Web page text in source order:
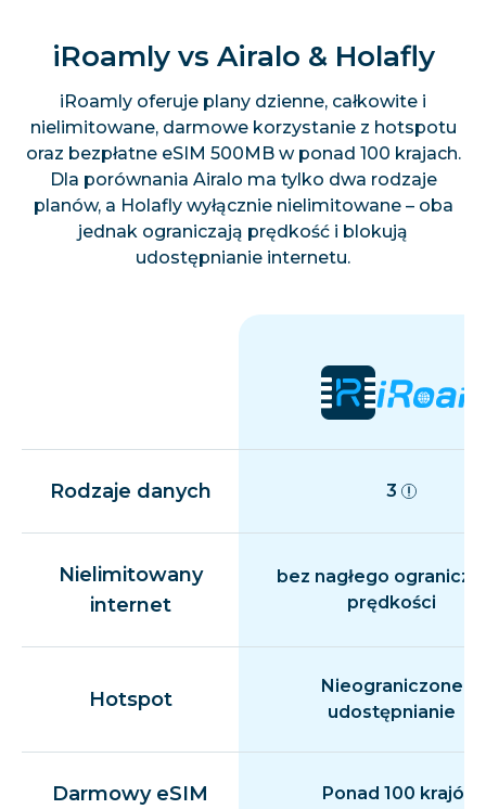
iRoamly vs Airalo & Holafly
iRoamly oferuje plany dzienne, całkowite i
nielimitowane, darmowe korzystanie z hotspotu
oraz bezpłatne eSIM 500MB w ponad 100 krajach.
Dla porównania Airalo ma tylko dwa rodzaje
planów, a Holafly wyłącznie nielimitowane – oba
jednak ograniczają prędkość i blokują
udostępnianie internetu.
Rodzaje danych 3
Nielimitowany
internet
bez nagłego
prędkości
Hotspot
Nieograniczone
udostępnianie
Darmowy eSIM Ponad 100 krajów